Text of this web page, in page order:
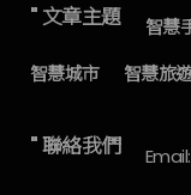
" 文章主題 智慧
智慧城市
智慧旅
" 聯絡我們